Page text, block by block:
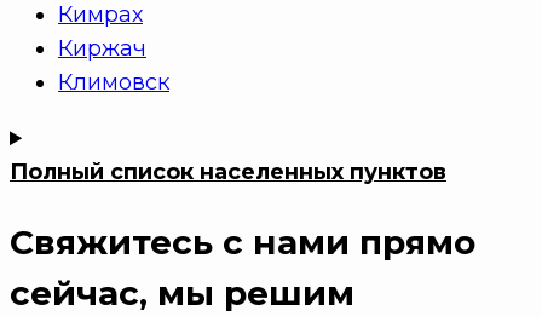
Кимрах
Киржач
Климовск
Полный список населенных пунктов
Свяжитесь с нами прямо
сейчас, мы решим